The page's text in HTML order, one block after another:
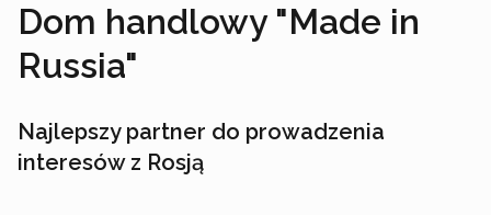
Dom handlowy "Made in
Russia"
Najlepszy partner do prowadzenia
interesów z Rosją